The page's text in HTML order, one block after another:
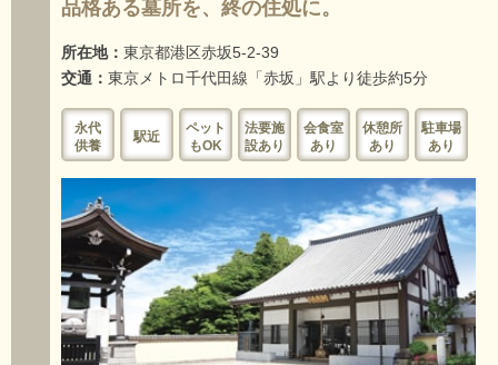
品格ある墓所を、終の住処に。
所在地： 東京都港区赤坂5-2-39
交通： 東京メトロ千代田線「赤坂」駅より徒歩約5分
永代
供養
駅近
ペット
もOK
法要施
設あり
会食室
あり
休憩所
あり
駐車場
あり